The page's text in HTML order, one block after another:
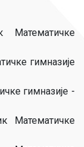
гимназије
гимназије -
Математичке